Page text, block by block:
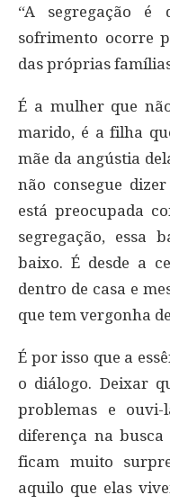
“A segregação é
sofrimento ocorre
das próprias
É a mulher que
marido, é a filha
mãe da angústia
não consegue
está preocupada
segregação, essa
baixo. É desde a
dentro de casa e
que tem vergonha
É por isso que a
o diálogo. Deixar
problemas e
diferença na busca
ficam muito
aquilo que elas